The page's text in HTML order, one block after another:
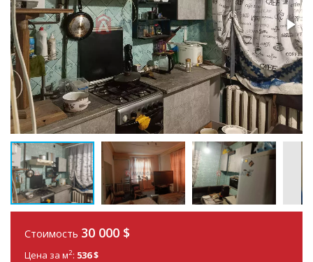
Стоимость 30 000 $
Цена за м2: 536 $